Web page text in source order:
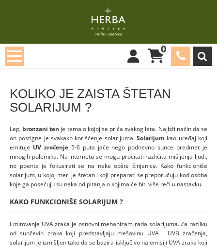
0
KOLIKO JE ZAISTA ŠTETAN SOLARIJUM ?
KOLIKO JE ZAISTA ŠTETAN
SOLARIJUM ?
Lep, bronzani ten je tema o kojoj se priča svakog leta. Najbži način da se
on postigne je svakako korišćenje solarijuma. Solarijum kao uređaj koji
emituje UV zračenje5-6 puta jače nego podnevno sunce predmet je
mnogih polemika. Na internetu se mogu pročitati različita mišljenja ljudi,
no poenta je fokusirati se na neke opšte činjenice. Kako funkcioniše
solarijum, u kojoj meri je štetan i koji preparati se preporučuju kod osoba
koje ga posećuju su neka od pitanja o kojima će biti više reči u nastavku.
KAKO FUNKCIONIŠE SOLARIJUM ?
Emitovanje UVA zraka je osnovni mehanizam rada solarijuma. Za razliku
od sunčevih zraka koji predstavljaju mešavinu UVA i UVB zračenja,
solarijum je izmišljen tako da se bazira isključivo na emisiji UVA zraka koji